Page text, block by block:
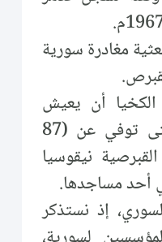
مغادرة سورية
أن يعيش
بعيدا عن وطنه حتى توفي عن (87
نيقوسيا
إذ نستذكر